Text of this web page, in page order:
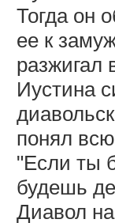
Тогда он
ее к
разжигал
Иустина
понял
"Если ты
будешь
Диавол